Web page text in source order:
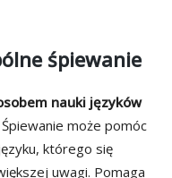
śpiewanie
nauki języków
może pomóc
którego się
uwagi. Pomaga